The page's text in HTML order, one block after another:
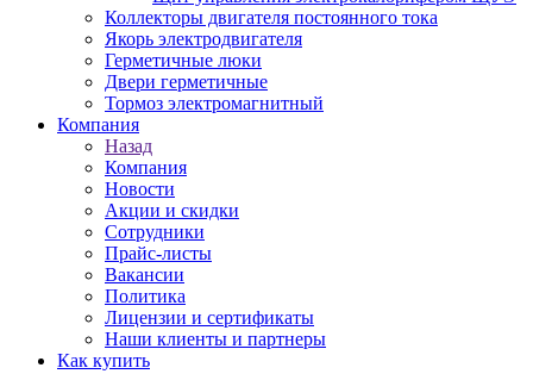
Коллекторы двигателя постоянного тока
Якорь электродвигателя
Герметичные люки
Двери герметичные
Тормоз электромагнитный
Компания
Назад
Компания
Новости
Акции и скидки
Сотрудники
Прайс-листы
Вакансии
Политика
Лицензии и сертификаты
Наши клиенты и партнеры
Как купить